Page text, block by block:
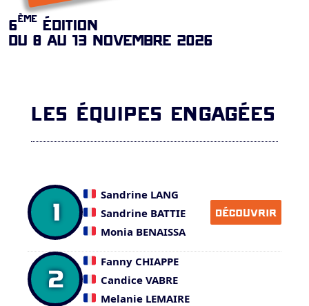
6èmeÉDITION
DU 8 AU 13 NOVEMBRE 2026
LES ÉQUIPES ENGAGÉES
1
Sandrine LANG
Sandrine BATTIE
Monia BENAISSA
DÉCOUVRIR
2
Fanny CHIAPPE
Candice VABRE
Melanie LEMAIRE